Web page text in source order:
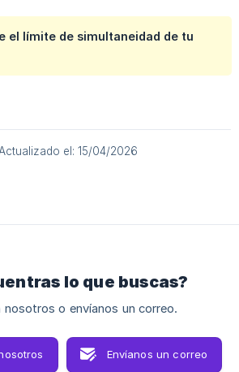
el límite de simultaneidad de tu
el: 15/04/2026
lo que buscas?
nosotros o envíanos un correo.
Envíanos un correo